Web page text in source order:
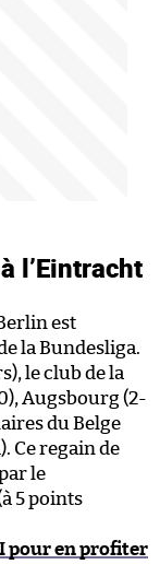
l’Eintracht
est
la Bundesliga.
le club de la
Augsbourg (2-
du Belge
Ce regain de
le
5 points
pour en profiter